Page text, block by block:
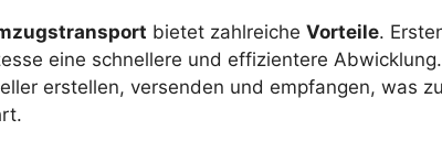
bietet zahlreiche Vorteile.
eine schnellere und effizientere Abwicklung.
erstellen, versenden und empfangen, was